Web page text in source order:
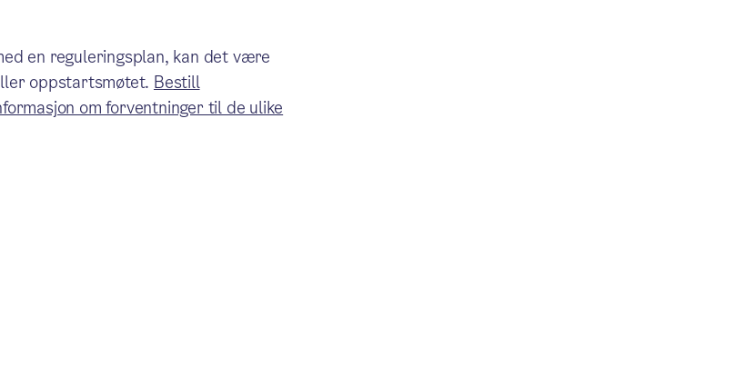
en reguleringsplan, kan det være
oppstartsmøtet. Bestill
om forventninger til de ulike